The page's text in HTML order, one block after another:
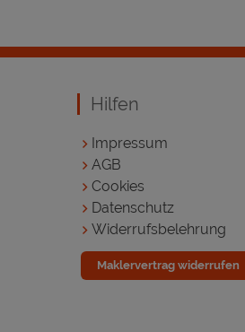
Hilfen
Impressum
AGB
Cookies
Datenschutz
Widerrufsbelehrung
Maklervertrag widerrufen